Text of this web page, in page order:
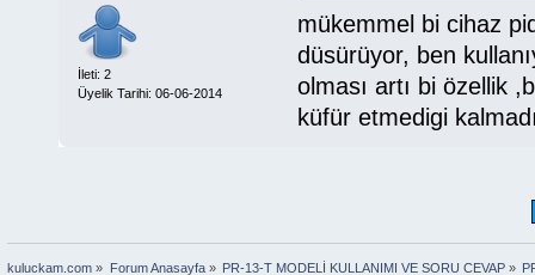
İleti: 2
Üyelik Tarihi: 06-06-2014
mükemmel bi cihaz
düsürüyor, ben
olması artı bi özellik
küfür etmedigi
kuluckam.com » Forum Anasayfa» PR-13-T MODELİ KULLANIMI VE SORU CEVAP»